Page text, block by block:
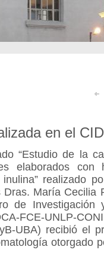
en el
“Estudio de la
elaborados con
realizado
María Cecilia
de Investigación
FCE-UNLP-
UBA) recibió el
otorgado